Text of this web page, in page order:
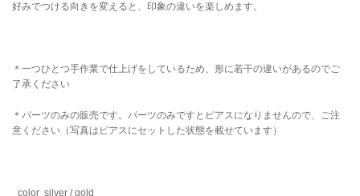
好みでつける向きを変えると、印象の違いを楽しめます。
＊一つひとつ手作業で仕上げをしているため、形に若干の違いがあるのでご
了承ください
＊パーツのみの販売です。パーツのみですとピアスになりませんので、ご注
意ください（写真はピアスにセットした状態を載せています）
_color silver / gold